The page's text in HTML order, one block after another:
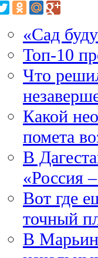
«Сад
Топ-10
Что
Какой
помета
В
«Россия
Вот где
точный
В